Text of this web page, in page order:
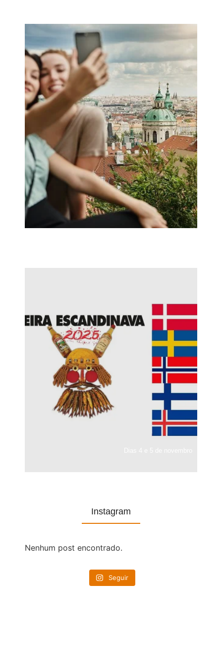
Instagram
Nenhum post encontrado.
Seguir